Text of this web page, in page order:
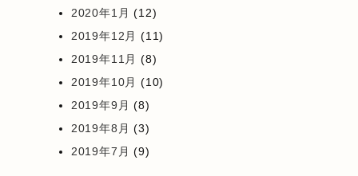
2020年1月 (12)
2019年12月 (11)
2019年11月 (8)
2019年10月 (10)
2019年9月 (8)
2019年8月 (3)
2019年7月 (9)